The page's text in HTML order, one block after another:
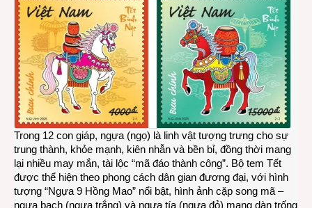
Trong 12 con giáp, ngựa (ngọ) là linh vật tượng trưng cho sự
trung thành, khỏe mạnh, kiên nhẫn và bền bỉ, đồng thời mang
lại nhiều may mắn, tài lộc “mã đáo thành công”. Bộ tem Tết
được thể hiện theo phong cách dân gian đương đại, với hình
tượng “Ngựa 9 Hồng Mao” nổi bật, hình ảnh cặp song mã –
ngựa bạch (ngựa trắng) và ngựa tía (ngựa đỏ) mang dàn trống